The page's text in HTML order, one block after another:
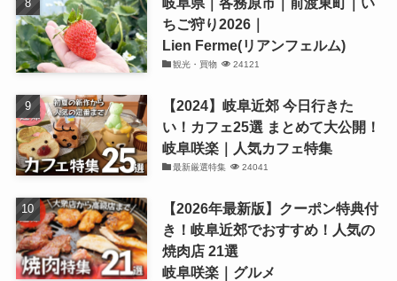
ちご狩り2026｜
Lien Ferme(リアンフェルム)
観光・買物 24121
【2024】岐阜近郊 今日行きた
い！カフェ25選 まとめて大公開！
岐阜咲楽｜人気カフェ特集
最新厳選特集 24041
【2026年最新版】クーポン特典付
き！岐阜近郊でおすすめ！人気の
焼肉店 21選
岐阜咲楽｜グルメ